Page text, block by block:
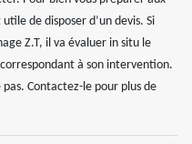
de disposer d’un devis. Si
Z.T, il va évaluer in situ le
à son intervention.
Contactez-le pour plus de